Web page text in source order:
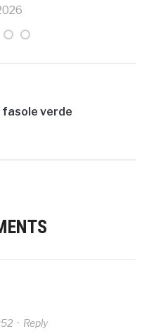
fasole verde
· Reply